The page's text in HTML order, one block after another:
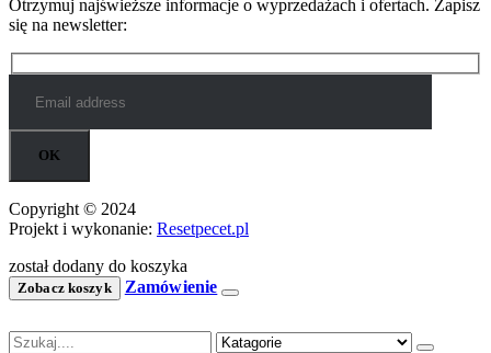
Otrzymuj najświeższe informacje o wyprzedażach i ofertach. Zapisz
się na newsletter:
Copyright © 2024
Projekt i wykonanie: Resetpecet.pl
został dodany do koszyka
Zobacz koszyk Zamówienie